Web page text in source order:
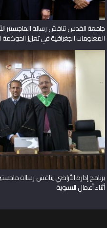
جامعة القدس تناقش رسالة الماجستير
المعلومات الجغرافية في تعزيز الحوكمة
برنامج إدارة الأراضي يناقش رسالة
أثناء أعمال التسوية